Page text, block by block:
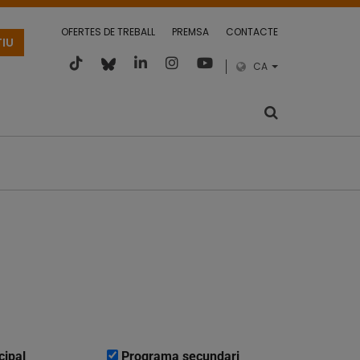
OFERTES DE TREBALL PREMSA CONTACTE
CA
Programa secundari